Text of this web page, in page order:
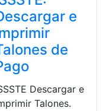
e
de
Descargar e
Talones.